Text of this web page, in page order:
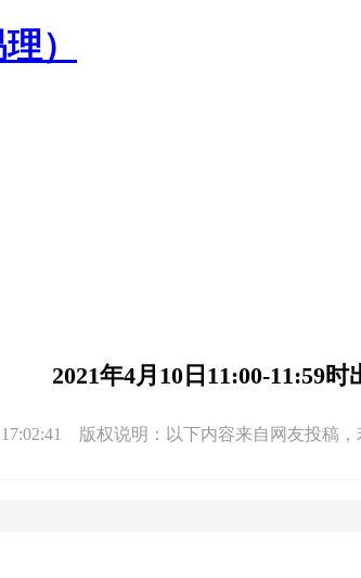
2021年4月10日11:00-11:59
17:02:41 版权说明：以下内容来自网友投稿